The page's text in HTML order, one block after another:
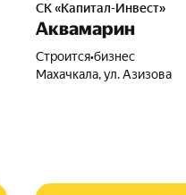
СК «Капитал-Инвест»
Аквамарин
Строится•бизнес
Махачкала, ул. Азизова